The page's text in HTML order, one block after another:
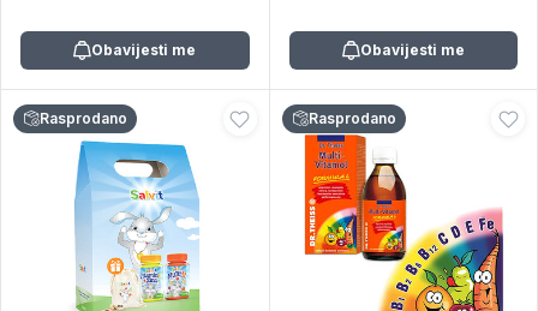
Obavijesti me Obavijesti me
Rasprodano Rasprodano